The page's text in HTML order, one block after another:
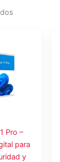
Pro –
para
y